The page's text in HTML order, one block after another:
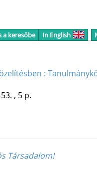
a keresőbe In English
:
, 5 p.
Társadalom!